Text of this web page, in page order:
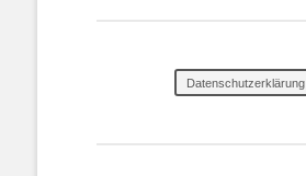
Datenschutzerklärung